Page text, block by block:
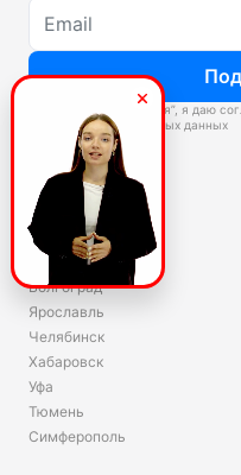
Нажимая “Подписаться”, я даю
обработку персональных данных
Склады
Владивосток
Екатеринбург
Красноярск
Волгоград
Ярославль
Челябинск
Хабаровск
Уфа
Тюмень
Симферополь